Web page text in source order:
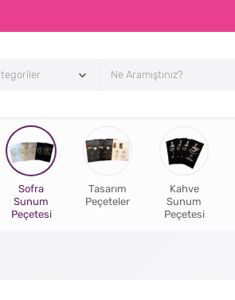
Sofra
Sunum
Peçetesi
Tasarım
Peçeteler
Kahve
Sunum
Peçetesi